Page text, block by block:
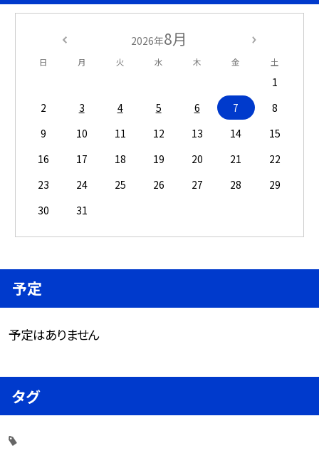
2026年8月
日 月 火 水 木 金 土
1
2
3 4 5 6 7
8
9
10 11 12 13 14
15
16
17 18 19 20 21
22
23
24 25 26 27 28
29
30
31
予定
予定はありません
タグ